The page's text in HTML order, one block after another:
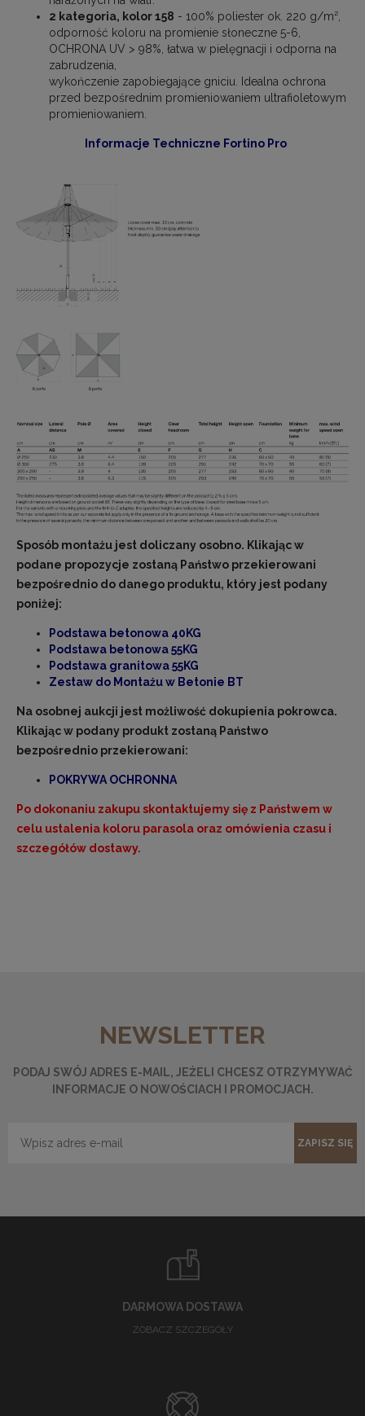
2 kategoria, kolor 158 - 100% poliester ok. 220 g/m²,
odporność koloru na promienie słoneczne 5-6,
OCHRONA UV > 98%, łatwa w pielęgnacji i odporna na
zabrudzenia,
wykończenie zapobiegające gniciu. Idealna ochrona
przed bezpośrednim promieniowaniem ultrafioletowym
promieniowaniem.
Informacje Techniczne Fortino Pro
Sposób montażu jest doliczany osobno. Klikając w
podane propozycje zostaną Państwo przekierowani
bezpośrednio do danego produktu, który jest podany
poniżej:
Podstawa betonowa 40KG
Podstawa betonowa 55KG
Podstawa granitowa 55KG
Zestaw do Montażu w Betonie BT
Na osobnej aukcji jest możliwość dokupienia pokrowca.
Klikając w podany produkt zostaną Państwo
bezpośrednio przekierowani:
POKRYWA OCHRONNA
Po dokonaniu zakupu skontaktujemy się z Państwem w
celu ustalenia koloru parasola oraz omówienia czasu i
szczegółów dostawy.
NEWSLETTER
PODAJ SWÓJ ADRES E-MAIL, JEŻELI CHCESZ OTRZYMYWAĆ
INFORMACJE O NOWOŚCIACH I PROMOCJACH.
ZAPISZ SIĘ
DARMOWA DOSTAWA
ZOBACZ SZCZEGÓŁY